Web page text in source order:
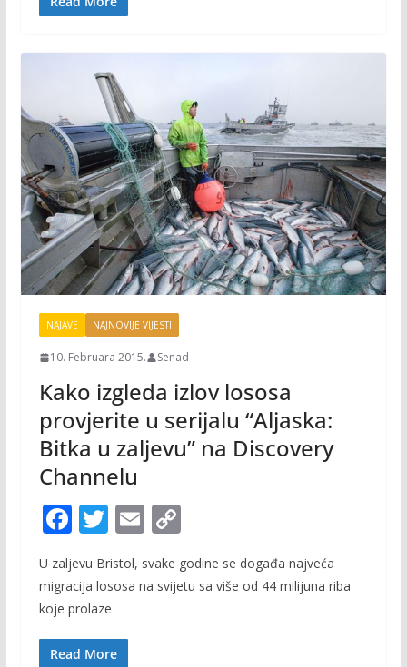
o
NAJAVE NAJNOVIJE VIJESTI
10. Februara 2015. Senad
Kako izgleda izlov lososa
provjerite u serijalu “Aljaska:
Bitka u zaljevu” na Discovery
Channelu
F
e
b
o
T
itt
er
E
m
ai
C
p
U zaljevu Bristol, svake godine se događa najveća
migracija lososa na svijetu sa više od 44 milijuna riba
koje prolaze
Read More